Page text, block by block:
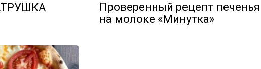
Проверенный рецепт печенья
на молоке «Минутка»